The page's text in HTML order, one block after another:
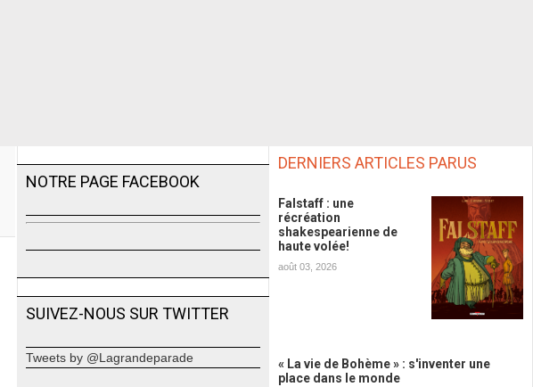
NOTRE PAGE FACEBOOK
SUIVEZ-NOUS SUR TWITTER
Tweets by @Lagrandeparade
DERNIERS ARTICLES PARUS
Falstaff : une
récréation
shakespearienne de
haute volée!
août 03, 2026
« La vie de Bohème » : s'inventer une
place dans le monde